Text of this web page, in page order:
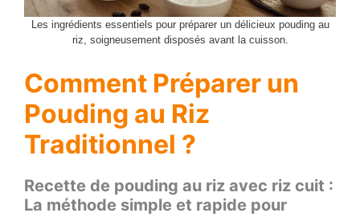
Les ingrédients essentiels pour préparer un délicieux pouding au
riz, soigneusement disposés avant la cuisson.
Comment Préparer un
Pouding au Riz
Traditionnel ?
Recette de pouding au riz avec riz cuit :
La méthode simple et rapide pour